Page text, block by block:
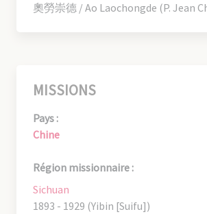
奧勞崇德 / Ao Laochongde (P. Jean
MISSIONS
Pays :
Chine
Région missionnaire :
Sichuan
1893 - 1929 (Yibin [Suifu])